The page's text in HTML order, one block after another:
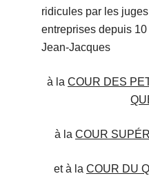
ridicules par les
entreprises depuis
Jean-Jacques
à la COUR DES
à la COUR
et à la COUR DU